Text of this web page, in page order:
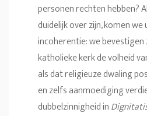
personen rechten hebben?
duidelijk over zijn, komen
incoherentie: we
katholieke kerk de volheid
als dat religieuze dwaling
en zelfs aanmoediging
dubbelzinnigheid in